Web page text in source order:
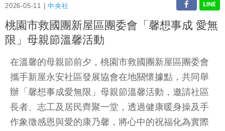
2026-05-11 |中央社
桃園市救國團新屋區團委會「馨想事成 愛無
限」母親節溫馨活動
在溫馨的母親節前夕，桃園市救國團新屋區團委會
攜手新屋永安社區發展協會在地關懷據點，共同舉
辦「馨想事成愛無限」母親節溫馨活動，邀請社區
長者、志工及居民齊聚一堂，透過健康暖身操及手
作象徵感恩與愛的康乃馨，將心中的祝福化為實際